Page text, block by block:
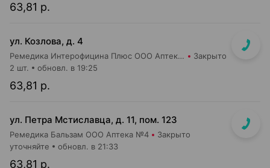
63,81 р.
ул. Козлова, д. 4
Ремедика Интерофицина Плюс ООО Аптека №1 Закрыто
63,81 р.
2 шт. обновл. в 19:25
ул. Петра Мстиславца, д. 11, пом. 123
Ремедика Бальзам ООО Аптека №4 Закрыто
63,81 р.
уточняйте обновл. в 21:33